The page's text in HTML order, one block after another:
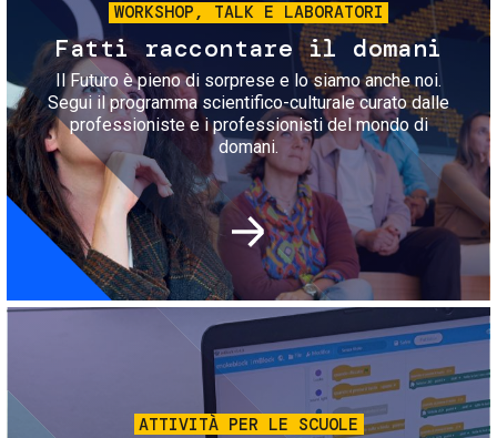
WORKSHOP, TALK E LABORATORI
Fatti raccontare il domani
Il Futuro è pieno di sorprese e lo siamo anche noi.
Segui il programma scientifico-culturale curato dalle
professioniste e i professionisti del mondo di
domani.
Immagine
ATTIVITÀ PER LE SCUOLE